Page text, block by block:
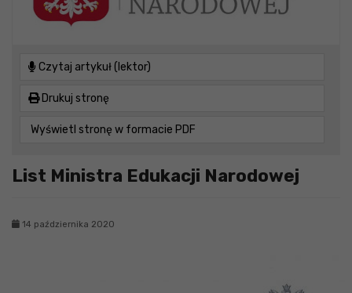
Czytaj artykuł (lektor)
Drukuj stronę
Wyświetl stronę w formacie PDF
List Ministra Edukacji Narodowej
14 października 2020